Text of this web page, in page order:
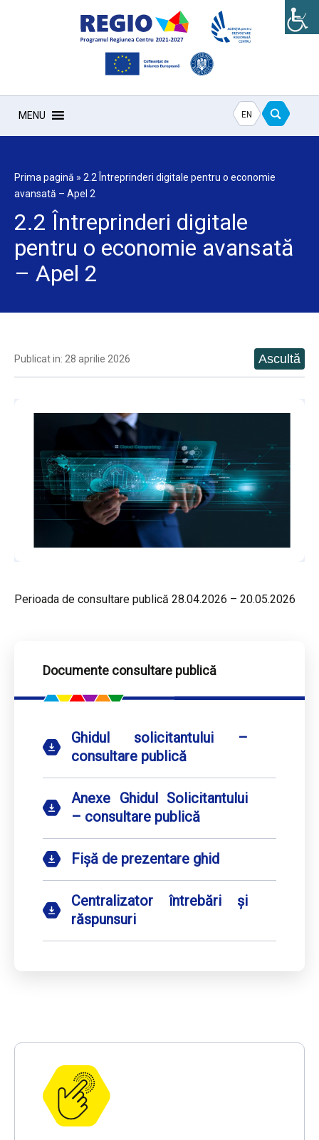
MENU EN
Prima pagină » 2.2 Întreprinderi digitale pentru o economie
avansată – Apel 2
2.2 Întreprinderi digitale
pentru o economie avansată
– Apel 2
Publicat in: 28 aprilie 2026
Perioada de consultare publică 28.04.2026 – 20.05.2026
Documente consultare publică
Ghidul solicitantului –
consultare publică
Anexe Ghidul Solicitantului
– consultare publică
Fișă de prezentare ghid
Centralizator întrebări și
răspunsuri